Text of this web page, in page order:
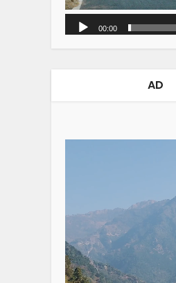
00:00
AD
Player